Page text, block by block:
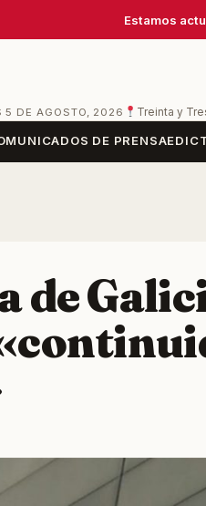
Estamos
5 DE AGOSTO, 2026 Treinta y
DE PRENSA
de